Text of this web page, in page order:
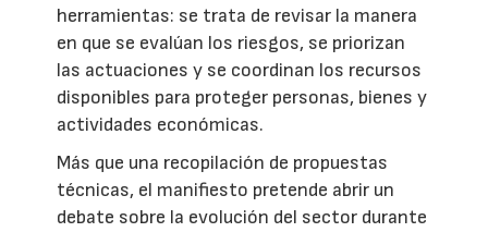
herramientas: se trata de revisar la manera
en que se evalúan los riesgos, se priorizan
las actuaciones y se coordinan los recursos
disponibles para proteger personas, bienes y
actividades económicas.
Más que una recopilación de propuestas
técnicas, el manifiesto pretende abrir un
debate sobre la evolución del sector durante